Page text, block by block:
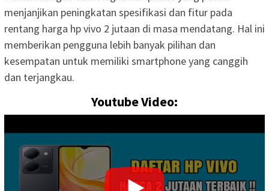
menjanjikan peningkatan spesifikasi dan fitur pada
rentang harga hp vivo 2 jutaan di masa mendatang. Hal ini
memberikan pengguna lebih banyak pilihan dan
kesempatan untuk memiliki smartphone yang canggih
dan terjangkau.
Youtube Video: